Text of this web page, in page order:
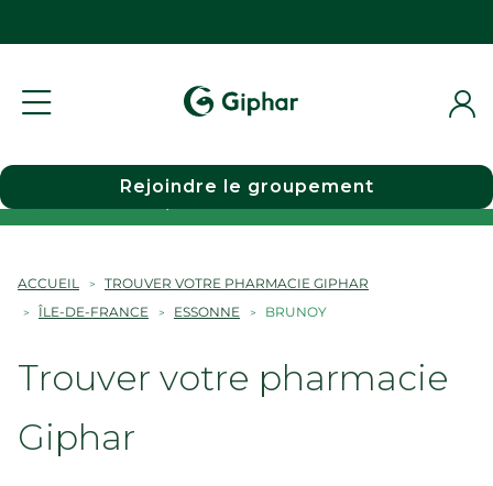
Choisir une pharmacie
Rejoindre le groupement
ACCUEIL
TROUVER VOTRE PHARMACIE GIPHAR
ÎLE-DE-FRANCE
ESSONNE BRUNOY
Trouver votre pharmacie
Giphar